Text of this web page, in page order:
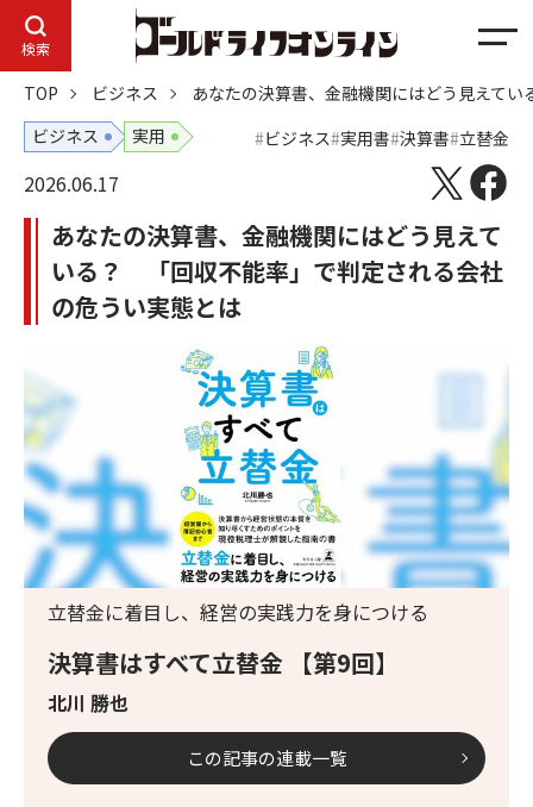
検索
メ
ュ
ー
TOP ビジネス
あなたの決算書、金融機関にはどう見えて
ビジネス
実用 ビジネス 実用書 決算書 立替金
2026.06.17
あなたの決算書、金融機関にはどう見えて
いる？ 「回収不能率」で判定される会社
の危うい実態とは
決算書はすべて立替金 【第9回】
北川 勝也
立替金に着目し、経営の実践力を身につける
この記事の連載一覧